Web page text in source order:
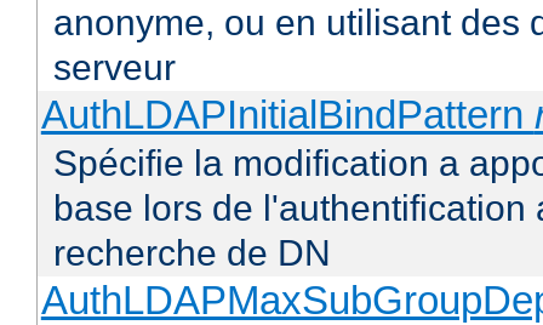
anonyme, ou en utilisant des
serveur
AuthLDAPInitialBindPattern
Spécifie la modification a
base lors de
recherche de DN